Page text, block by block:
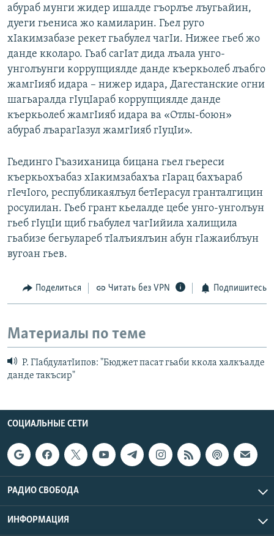
абураб мунги жидер ишалде гъорлъе лъугьайин,
дуеги гьениса жо камиларин. Гьел руго
хIакимзабазе рекет гьабулел чагIи. Нижее гьеб жо
данде кколаро. Гьаб сагIат дида лъала унго-
унголъунги коррупциялде данде къеркьолеб лъабго
жамгIияб идара – нижер идара, Дагестанские огни
шагьаралда гIуцIараб коррупциялде данде
къеркьолеб жамгIияб идара ва «Отлы-боюн»
абураб лъарагIазул жамгIияб гIуцIи».
Гьединго Гъазиханица бицана гьел гьереси
къеркьохъабаз хIакимзабахъа гIарац бахъараб
гIечIого, республикаялъул бетIерасул гранталгицин
росулилан. Гьеб грант кьелалде цебе унго-унголъун
гьеб гIуцIи щиб гьабулел чагIийила халищила
гьабизе бегьулареб тIалъиялъин абун гIажаиблъун
вугоан гьев.
Поделиться Читать без VPN Подпишитесь
Материалы по теме
Р. ГIабдулатIипов: "Бюджет пасат гьаби ккола халкъалде
данде такъсир"
СОЦИАЛЬНЫЕ СЕТИ
РАДИО СВОБОДА
ИНФОРМАЦИЯ